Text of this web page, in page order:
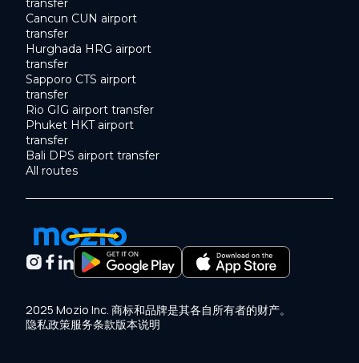
transfer
Cancun CUN airport
transfer
Hurghada HRG airport
transfer
Sapporo CTS airport
transfer
Rio GIG airport transfer
Phuket HKT airport
transfer
Bali DPS airport transfer
All routes
2025 Mozio Inc. 商标和品牌是其各自所有者的财产。
隐私政策服务条款版本说明